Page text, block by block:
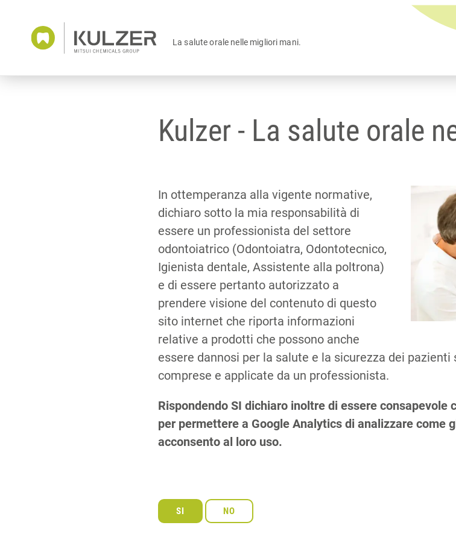
La salute orale nelle migliori mani.
Kulzer - La salute orale
In ottemperanza alla vigente normative,
dichiaro sotto la mia responsabilità di
essere un professionista del settore
odontoiatrico (Odontoiatra, Odontotecnico,
Igienista dentale, Assistente alla poltrona)
e di essere pertanto autorizzato a
prendere visione del contenuto di questo
sito internet che riporta informazioni
relative a prodotti che possono anche
essere dannosi per la salute e la sicurezza dei
comprese e applicate da un professionista.
Rispondendo SI dichiaro inoltre di essere
per permettere a Google Analytics di analizzare come
acconsento al loro uso.